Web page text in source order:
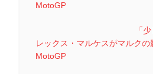
MotoGP
「
レックス・マルケスがマルク
MotoGP